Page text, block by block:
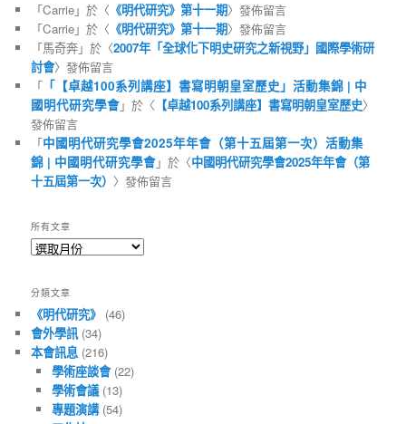
「Carrie」於〈 《明代研究》第十一期〉發佈留言
「Carrie」於〈 《明代研究》第十一期〉發佈留言
「馬奇奔」於〈2007年「全球化下明史研究之新視野」國際學術研
討會〉發佈留言
「 「【卓越100系列講座】書寫明朝皇室歷史」活動集錦 | 中
國明代研究學會」於〈 【卓越100系列講座】書寫明朝皇室歷史〉
發佈留言
「中國明代研究學會2025年年會（第十五屆第一次）活動集
錦 | 中國明代研究學會」於〈中國明代研究學會2025年年會（第
十五屆第一次） 〉發佈留言
所有文章
所
章
分類文章
《明代研究》 (46)
會外學訊(34)
本會訊息 (216)
學術座談會(22)
學術會議(13)
專題演講(54)